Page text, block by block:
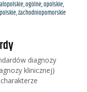
,ogólne,opolskie,
,zachodniopomorskie
diagnozy
klinicznej)